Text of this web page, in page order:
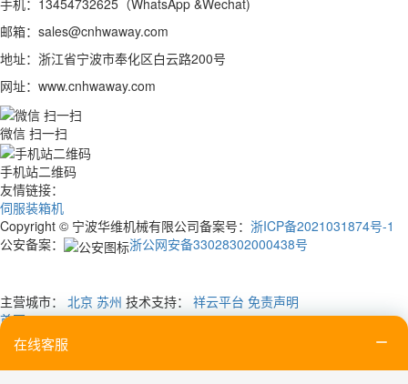
在线客服
邮箱：sales@cnhwaway.com
地址：浙江省宁波市奉化区白云路200号
网址：www.cnhwaway.com
微信 扫一扫
手机站二维码
友情链接：
伺服装箱机
Copyright © 宁波华维机械有限公司备案号： 浙ICP备2021031874号-1
公安备案：
浙公网安备33028302000438号
主营城市： 北京 苏州 技术支持： 祥云平台 免责声明
首页
电话
邮箱
联系